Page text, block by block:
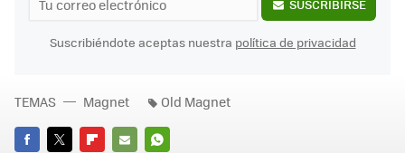
SUSCRIBIRSE
Suscribiéndote aceptas nuestra política de privacidad
TEMAS Magnet Old Magnet